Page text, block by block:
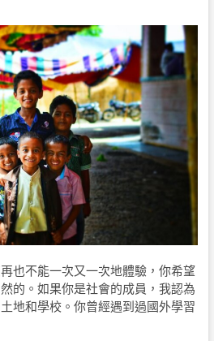
也不能一次又一次地體驗，你希望
的。如果你是社會的成員，我認為
地和學校。你曾經遇到過國外學習